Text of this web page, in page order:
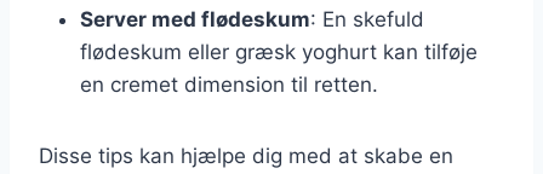
Server med flødeskum: En skefuld
flødeskum eller græsk yoghurt kan tilføje
en cremet dimension til retten.
Disse tips kan hjælpe dig med at skabe en